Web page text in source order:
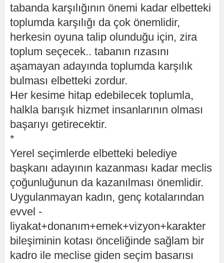
tabanda karşılığının önemi kadar elbetteki
toplumda karşılığı da çok önemlidir,
herkesin oyuna talip olunduğu için, zira
toplum seçecek.. tabanın rızasını
aşamayan adayında toplumda karşılık
bulması elbetteki zordur.
Her kesime hitap edebilecek toplumla,
halkla barışık hizmet insanlarının olması
başarıyı getirecektir.
*
Yerel seçimlerde elbetteki belediye
başkanı adayının kazanması kadar meclis
çoğunluğunun da kazanılması önemlidir.
Uygulanmayan kadın, genç kotalarından
evvel -
liyakat+donanım+emek+vizyon+karakter
bileşiminin kotası önceliğinde sağlam bir
kadro ile meclise giden seçim basarısı